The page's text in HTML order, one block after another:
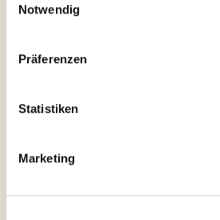
Notwendig
Präferenzen
Statistiken
Marketing
von Gluten und Laktose.
Unser French Dressing
Kräuter der französischen
So passt es zu einem grünen
wie zu einem bitteren
Dressing ist ein echter
Marinade für Fisch oder Huhn